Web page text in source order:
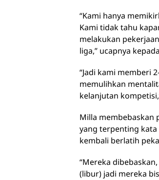
“Kami hanya
Kami tidak tahu
melakukan
liga,” ucapnya
“Jadi kami memberi
memulihkan
kelanjutan
Milla membebaskan
yang terpenting
kembali berlatih
“Mereka
(libur) jadi mereka